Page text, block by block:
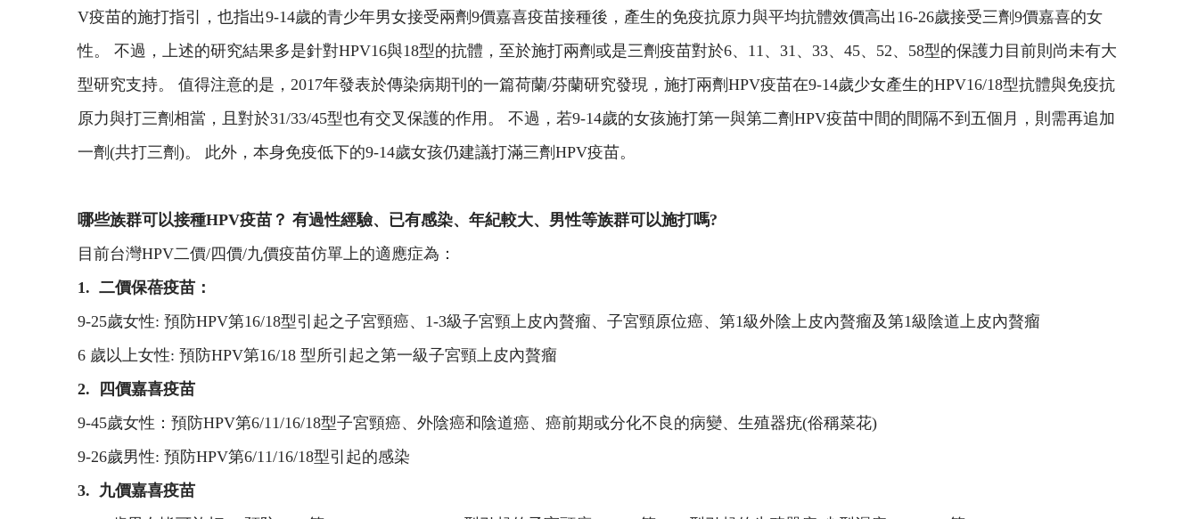
V疫苗的施打指引，也指出9-14歲的青少年男女接受兩劑9價嘉喜疫苗接種後，產生的免疫抗原力與平均抗體效價高出16-26歲接受三劑9價嘉喜的女
性。 不過，上述的研究結果多是針對HPV16與18型的抗體，至於施打兩劑或是三劑疫苗對於6、11、31、33、45、52、58型的保護力目前則尚未有大
型研究支持。 值得注意的是，2017年發表於傳染病期刊的一篇荷蘭/芬蘭研究發現，施打兩劑HPV疫苗在9-14歲少女產生的HPV16/18型抗體與免疫抗
原力與打三劑相當，且對於31/33/45型也有交叉保護的作用。 不過，若9-14歲的女孩施打第一與第二劑HPV疫苗中間的間隔不到五個月，則需再追加
一劑(共打三劑)。 此外，本身免疫低下的9-14歲女孩仍建議打滿三劑HPV疫苗。
哪些族群可以接種HPV疫苗？ 有過性經驗、已有感染、年紀較大、男性等族群可以施打嗎?
目前台灣HPV二價/四價/九價疫苗仿單上的適應症為：
1. 二價保蓓疫苗：
9-25歲女性: 預防HPV第16/18型引起之子宮頸癌、1-3級子宮頸上皮內贅瘤、子宮頸原位癌、第1級外陰上皮內贅瘤及第1級陰道上皮內贅瘤
6 歲以上女性: 預防HPV第16/18 型所引起之第一級子宮頸上皮內贅瘤
2. 四價嘉喜疫苗
9-45歲女性：預防HPV第6/11/16/18型子宮頸癌、外陰癌和陰道癌、癌前期或分化不良的病變、生殖器疣(俗稱菜花)
9-26歲男性: 預防HPV第6/11/16/18型引起的感染
3. 九價嘉喜疫苗